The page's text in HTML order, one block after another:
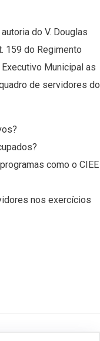
do V. Douglas
159 do Regimento
Municipal as
de servidores do
como o CIEE
nos exercícios